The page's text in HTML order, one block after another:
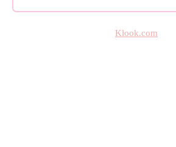
Klook.com